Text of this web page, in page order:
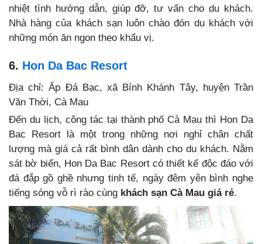
nhiệt tình hướng dẫn, giúp đỡ, tư vấn cho du khách.
Nhà hàng của khách sạn luôn chào đón du khách với
những món ăn ngon theo khẩu vị.
6. Hon Da Bac Resort
Địa chỉ: Ấp Đá Bạc, xã Bính Khánh Tây, huyện Trần
Văn Thời, Cà Mau
Đến du lịch, công tác tại thành phố Cà Mau thì Hon Da
Bac Resort là một trong những nơi nghỉ chân chất
lượng mà giá cả rất bình dân dành cho du khách. Nằm
sát bờ biển, Hon Da Bac Resort có thiết kế độc đáo với
đá đắp gồ ghề nhưng tinh tế, ngày đêm yên bình nghe
tiếng sóng vỗ rì rào cùng khách sạn Cà Mau giá rẻ.